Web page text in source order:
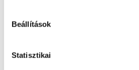
Beállítások
Statisztikai